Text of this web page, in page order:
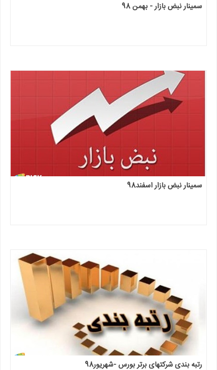
سمینار نبض بازار - بهمن 98
سمینار نبض بازار اسفند98
رتبه بندی شرکتهای برتر بورس -شهریور98